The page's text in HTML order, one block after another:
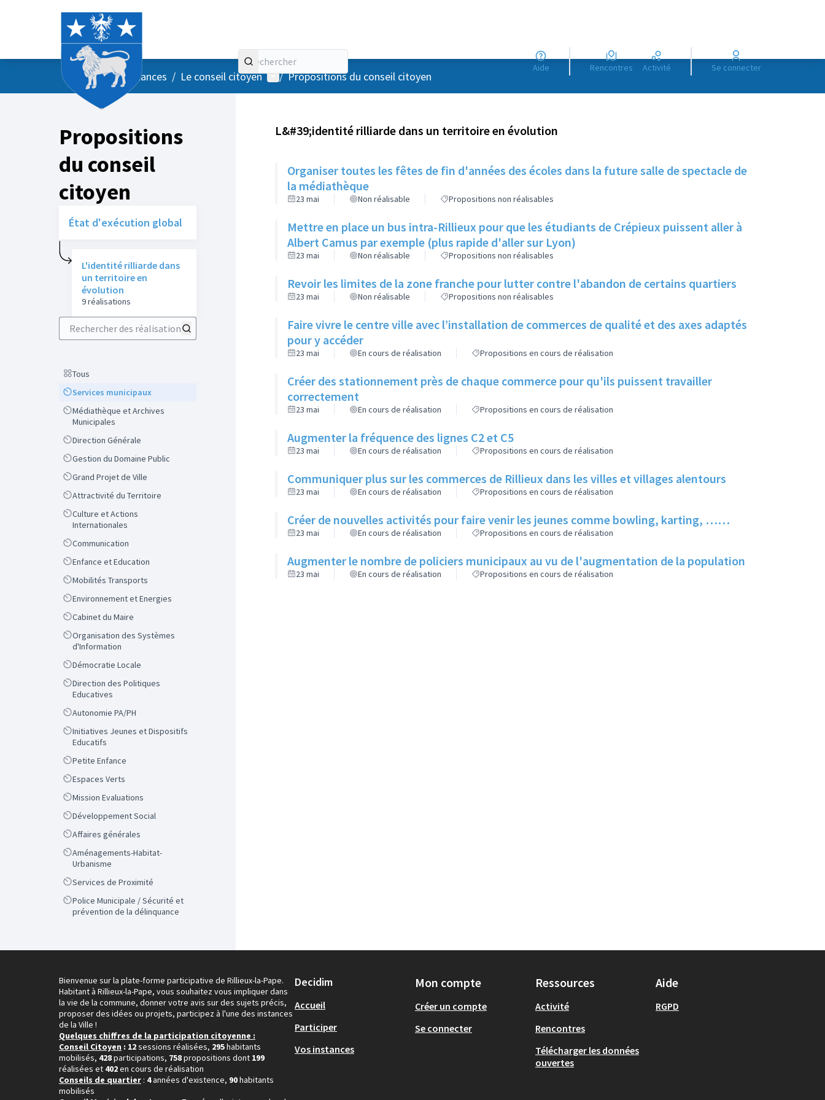
Aide Rencontres Activité Se connecter
AccueilMenu principal
/ Vos instances / Le conseil citoyen Menu utilisateur
/ Propositions du conseil citoyen
Propositions
du conseil
citoyen
État d'exécution global
L'identité rilliarde dans
un territoire en
évolution
9 réalisations
Rechercher des réalisations
Scope
Tous
ScopeServices municipaux
Scope
Médiathèque et Archives
Municipales
ScopeDirection Générale
ScopeGestion du Domaine Public
ScopeGrand Projet de Ville
ScopeAttractivité du Territoire
Scope
Culture et Actions
Internationales
ScopeCommunication
ScopeEnfance et Education
ScopeMobilités Transports
ScopeEnvironnement et Energies
ScopeCabinet du Maire
Scope
Organisation des Systèmes
d'Information
ScopeDémocratie Locale
Scope
Direction des Politiques
Educatives
ScopeAutonomie PA/PH
Scope
Initiatives Jeunes et Dispositifs
Educatifs
ScopePetite Enfance
ScopeEspaces Verts
ScopeMission Evaluations
ScopeDéveloppement Social
ScopeAffaires générales
Scope
Aménagements-Habitat-
Urbanisme
ScopeServices de Proximité
Scope
Police Municipale / Sécurité et
prévention de la délinquance
L&#39;identité rilliarde dans un territoire en évolution
Organiser toutes les fêtes de fin d'années des écoles dans la future salle de spectacle de
la médiathèque
23 mai Non réalisable Propositions non réalisables
Mettre en place un bus intra-Rillieux pour que les étudiants de Crépieux puissent aller à
Albert Camus par exemple (plus rapide d'aller sur Lyon)
23 mai Non réalisable Propositions non réalisables
Revoir les limites de la zone franche pour lutter contre l'abandon de certains quartiers
23 mai Non réalisable Propositions non réalisables
Faire vivre le centre ville avec l’installation de commerces de qualité et des axes adaptés
pour y accéder
23 mai En cours de réalisation Propositions en cours de réalisation
Créer des stationnement près de chaque commerce pour qu'ils puissent travailler
correctement
23 mai En cours de réalisation Propositions en cours de réalisation
Augmenter la fréquence des lignes C2 et C5
23 mai En cours de réalisation Propositions en cours de réalisation
Communiquer plus sur les commerces de Rillieux dans les villes et villages alentours
23 mai En cours de réalisation Propositions en cours de réalisation
Créer de nouvelles activités pour faire venir les jeunes comme bowling, karting, ……
23 mai En cours de réalisation Propositions en cours de réalisation
Augmenter le nombre de policiers municipaux au vu de l'augmentation de la population
23 mai En cours de réalisation Propositions en cours de réalisation
Bienvenue sur la plate-forme participative de Rillieux-la-Pape.
Habitant à Rillieux-la-Pape, vous souhaitez vous impliquer dans
la vie de la commune, donner votre avis sur des sujets précis,
proposer des idées ou projets, participez à l'une des instances
de la Ville !
Quelques chiffres de la participation citoyenne :
Conseil Citoyen : 12sessions réalisées, 295habitants
mobilisés, 428participations, 758propositions dont 199
réalisées et 402en cours de réalisation
Conseils de quartier : 4années d'existence, 90habitants
mobilisés
Decidim
Accueil
Participer
Vos instances
Mon compte
Créer un compte
Se connecter
Ressources
Activité
Rencontres
Télécharger les données
ouvertes
Aide
RGPD